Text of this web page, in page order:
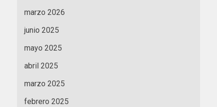
marzo 2026
junio 2025
mayo 2025
abril 2025
marzo 2025
febrero 2025